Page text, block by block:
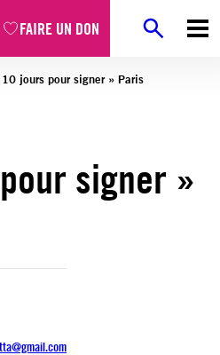
FAIRE UN DON
10 jours pour signer » Paris
signer »